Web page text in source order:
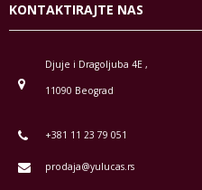
KONTAKTIRAJTE NAS
Djuje i Dragoljuba 4E ,
11090 Beograd
+381 11 23 79 051
prodaja@yulucas.rs